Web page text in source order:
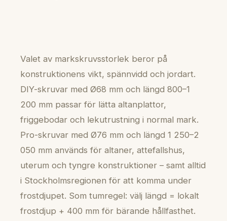
Valet av markskruvsstorlek beror på
konstruktionens vikt, spännvidd och jordart.
DIY-skruvar med Ø68 mm och längd 800–1
200 mm passar för lätta altanplattor,
friggebodar och lekutrustning i normal mark.
Pro-skruvar med Ø76 mm och längd 1 250–2
050 mm används för altaner, attefallshus,
uterum och tyngre konstruktioner – samt alltid
i Stockholmsregionen för att komma under
frostdjupet. Som tumregel: välj längd = lokalt
frostdjup + 400 mm för bärande hållfasthet.